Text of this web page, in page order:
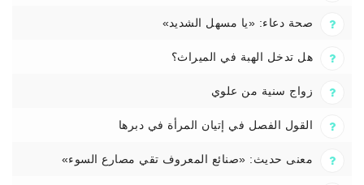
صحة دعاء: «يا مسهل الشديد»
هل تدخل الهبة في الميراث؟
زواج سنية من علوي
القول الفصل في إتيان المرأة في دبرها
معنى حديث: «صنائع المعروف تقي مصارع السوء»